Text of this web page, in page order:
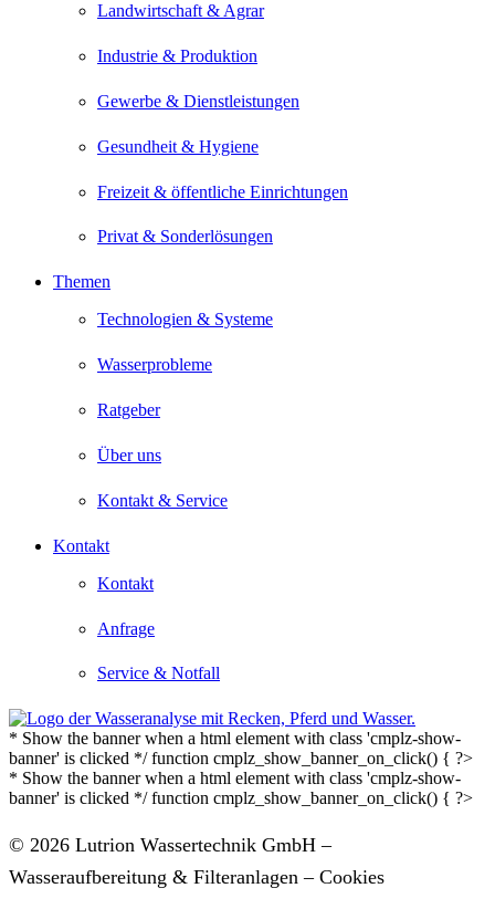
Landwirtschaft & Agrar
Industrie & Produktion
Gewerbe & Dienstleistungen
Gesundheit & Hygiene
Freizeit & öffentliche Einrichtungen
Privat & Sonderlösungen
Themen
Technologien & Systeme
Wasserprobleme
Ratgeber
Über uns
Kontakt & Service
Kontakt
Kontakt
Anfrage
Service & Notfall
* Show the banner when a html element with class 'cmplz-show-
banner' is clicked */ function cmplz_show_banner_on_click() { ?>
* Show the banner when a html element with class 'cmplz-show-
banner' is clicked */ function cmplz_show_banner_on_click() { ?>
© 2026 Lutrion Wassertechnik GmbH –
Wasseraufbereitung & Filteranlagen – Cookies